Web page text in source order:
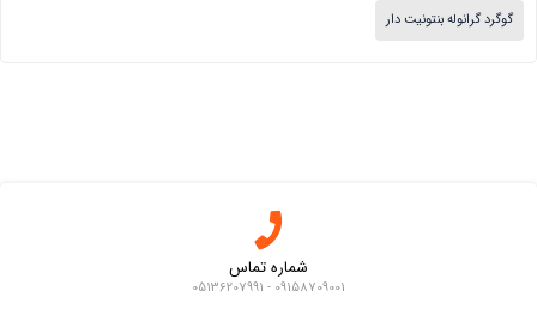
گوگرد گرانوله بنتونیت دار
شماره تماس
09158709001 - 05136207991